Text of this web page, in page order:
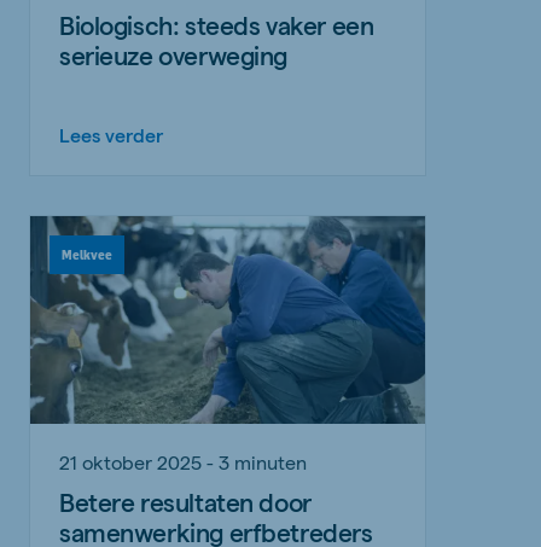
Biologisch: steeds vaker een
serieuze overweging
Lees verder
Melkvee
21 oktober 2025 - 3 minuten
Betere resultaten door
samenwerking erfbetreders